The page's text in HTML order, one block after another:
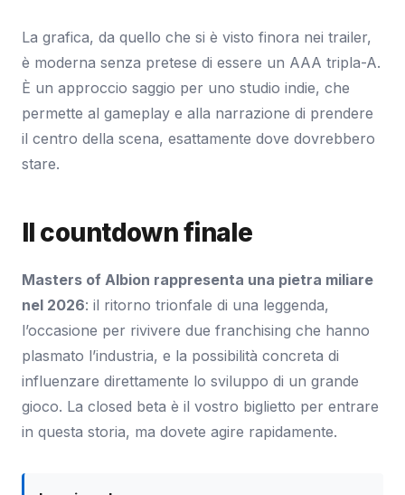
La grafica, da quello che si è visto finora nei trailer,
è moderna senza pretese di essere un AAA tripla-A.
È un approccio saggio per uno studio indie, che
permette al gameplay e alla narrazione di prendere
il centro della scena, esattamente dove dovrebbero
stare.
Il countdown finale
Masters of Albion rappresenta una pietra miliare
nel 2026: il ritorno trionfale di una leggenda,
l’occasione per rivivere due franchising che hanno
plasmato l’industria, e la possibilità concreta di
influenzare direttamente lo sviluppo di un grande
gioco. La closed beta è il vostro biglietto per entrare
in questa storia, ma dovete agire rapidamente.